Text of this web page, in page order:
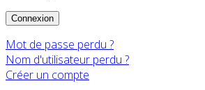
Connexion
Mot de passe perdu ?
Nom d'utilisateur perdu ?
Créer un compte